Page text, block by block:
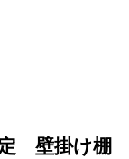
壁掛け棚